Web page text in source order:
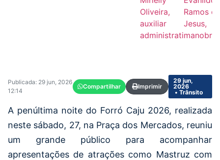
Oliveira,
auxiliar
administrativa
Ramos
Jesus,
Publicada: 29 jun, 2026
12:14
Compartilhar Imprimir
29 jun,
2026
• Trânsito
A penúltima noite do Forró Caju 2026, realizada
neste sábado, 27, na Praça dos Mercados, reuniu
um grande público para acompanhar
apresentações de atrações como Mastruz com